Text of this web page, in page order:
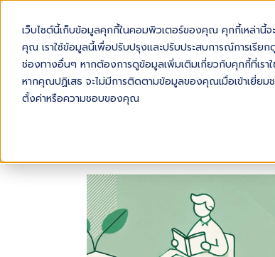
เว็บไซต์นี้เก็บข้อมูลคุกกี้ในคอมพิวเตอร์ของคุณ คุกกี้เหล่านี้จ
คุณ เราใช้ข้อมูลนี้เพื่อปรับปรุงและปรับประสบการณ์การเรียก
ช่องทางอื่นๆ หากต้องการดูข้อมูลเพิ่มเติมเกี่ยวกับคุกกี้ที่เรา
หากคุณปฏิเสธ จะไม่มีการติดตามข้อมูลของคุณเมื่อเข้าเยี่ยม
ตั้งค่าหรือความชอบของคุณ